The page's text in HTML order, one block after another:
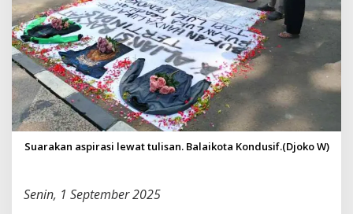
A
S
M
E
N
Y
U
A
R
K
A
Suarakan aspirasi lewat tulisan. Balaikota Kondusif.(Djoko W)
Senin, 1 September 2025